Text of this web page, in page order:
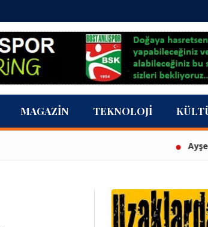
MAGAZIN TEKNOLOJI
Ayşegül,